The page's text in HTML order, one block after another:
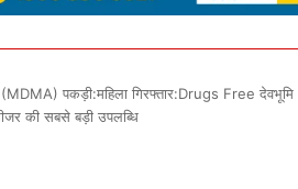
पकड़ी:महिला गिरफ्तार:Drugs Free
की सबसे बड़ी उपलब्धि